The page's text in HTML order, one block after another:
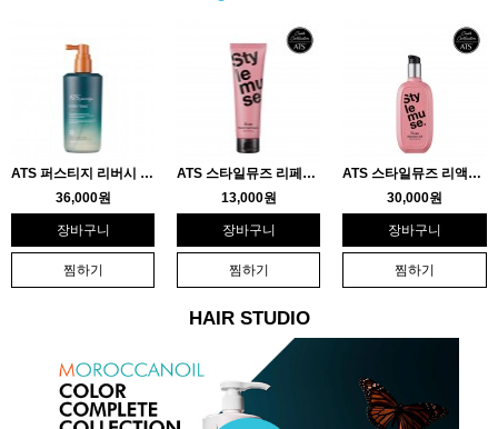
ATS 퍼스티지 리버시 토닉 14…
36,000원
장바구니
찜하기
ATS 스타일뮤즈 리페어 컬크림 …
13,000원
장바구니
찜하기
ATS 스타일뮤즈 리액션 오일 1…
30,000원
장바구니
찜하기
HAIR STUDIO